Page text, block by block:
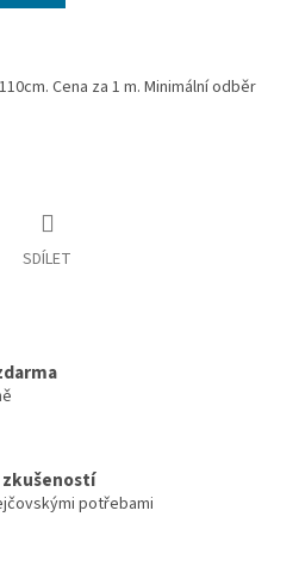
Cena za 1 m. Minimální odběr
SDÍLET
zkušeností
potřebami